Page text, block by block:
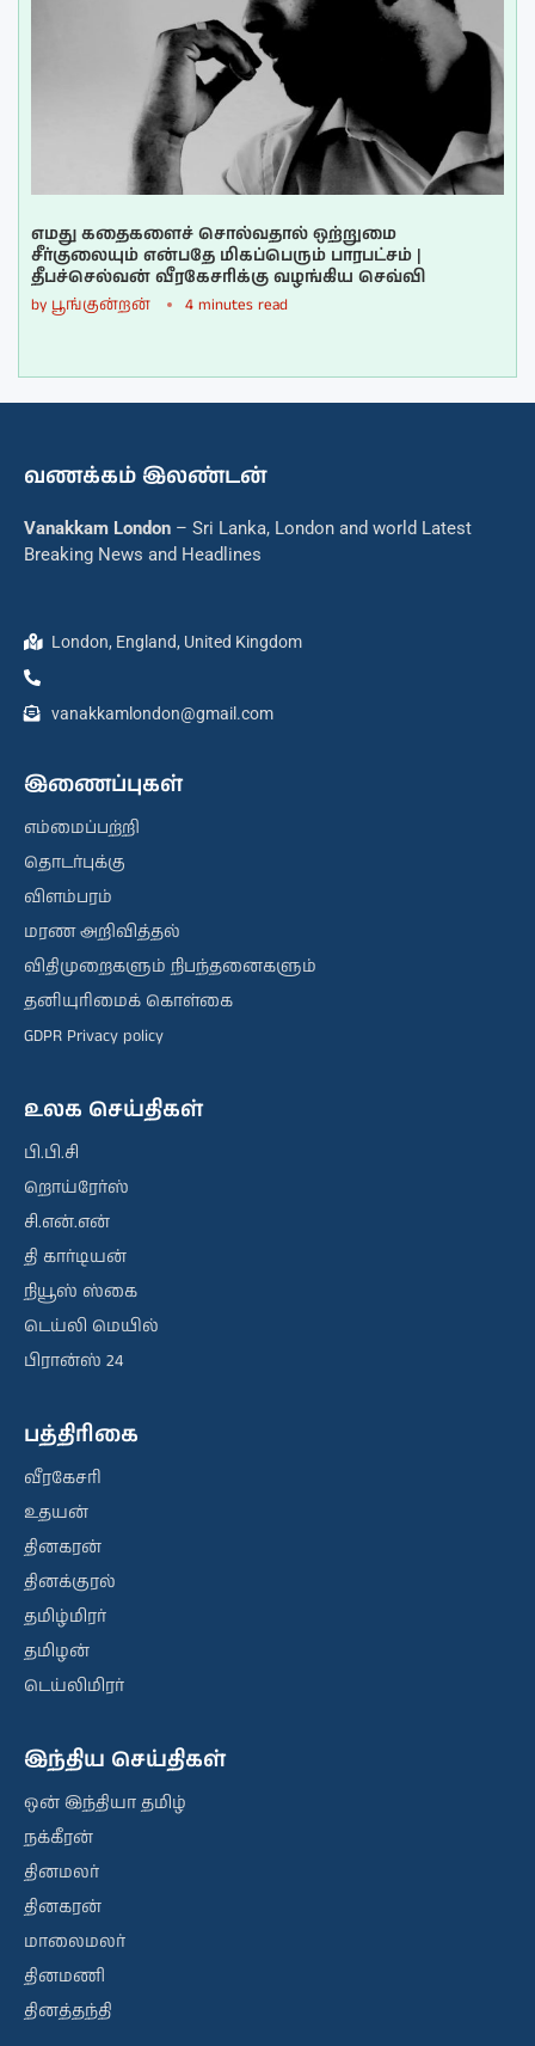
எமது கதைகளைச் சொல்வதால் ஒற்றுமை
சீர்குலையும் என்பதே மிகப்பெரும் பாரபட்சம் |
தீபச்செல்வன் வீரகேசரிக்கு வழங்கிய செவ்வி
by பூங்குன்றன் 4 minutes read
வணக்கம் இலண்டன்
Vanakkam London – Sri Lanka, London and world Latest
Breaking News and Headlines
London, England, United Kingdom
vanakkamlondon@gmail.com
இணைப்புகள்
எம்மைப்பற்றி
தொடர்புக்கு
விளம்பரம்
மரண அறிவித்தல்
விதிமுறைகளும் நிபந்தனைகளும்
தனியுரிமைக் கொள்கை
GDPR Privacy policy
உலக செய்திகள்
பி.பி.சி
றொய்ரேர்ஸ்
சி.என்.என்
தி கார்டியன்
நியூஸ் ஸ்கை
டெய்லி மெயில்
பிரான்ஸ் 24
பத்திரிகை
வீரகேசரி
உதயன்
தினகரன்
தினக்குரல்
தமிழ்மிரர்
தமிழன்
டெய்லிமிரர்
இந்திய செய்திகள்
ஒன் இந்தியா தமிழ்
நக்கீரன்
தினமலர்
தினகரன்
மாலைமலர்
தினமணி
தினத்தந்தி